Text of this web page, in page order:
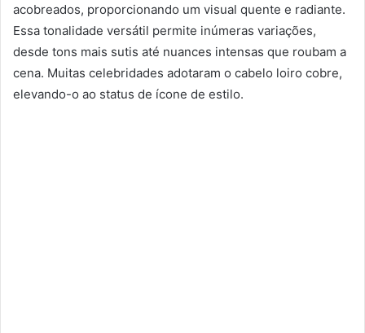
acobreados, proporcionando um visual quente e radiante.
Essa tonalidade versátil permite inúmeras variações,
desde tons mais sutis até nuances intensas que roubam a
cena. Muitas celebridades adotaram o cabelo loiro cobre,
elevando-o ao status de ícone de estilo.